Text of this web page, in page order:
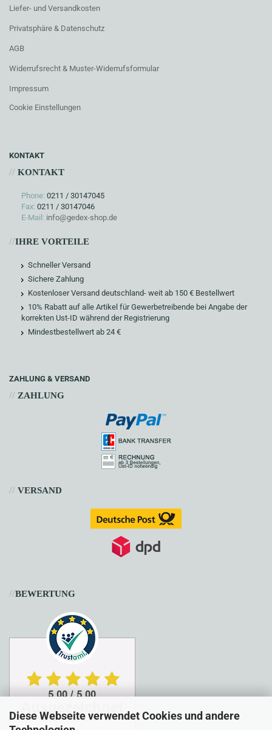
Diese Webseite verwendet Cookies und andere
Liefer- und Versandkosten
Privatsphäre & Datenschutz
AGB
Widerrufsrecht & Muster-Widerrufsformular
Impressum
Cookie Einstellungen
KONTAKT
// KONTAKT
Phone: 0211 / 30147045
Fax: 0211 / 30147046
E-Mail: info@gedex-shop.de
//IHRE VORTEILE
Schneller Versand
Sichere Zahlung
Kostenloser Versand deutschland- weit ab 150 € Bestellwert
10% Rabatt auf alle Artikel für Gewerbetreibende bei Angabe der
korrekten Ust-ID während der Registrierung
Mindestbestellwert ab 24 €
ZAHLUNG & VERSAND
// ZAHLUNG
// VERSAND
//BEWERTUNG